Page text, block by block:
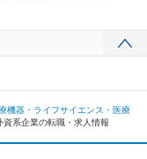
機器・ライフサイエンス・医療
資系企業の転職・求人情報